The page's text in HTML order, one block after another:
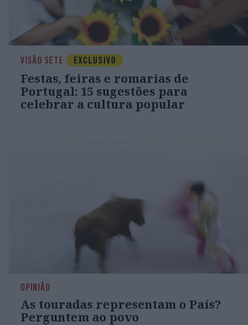
VISÃO SETE EXCLUSIVO
Festas, feiras e romarias de
Portugal: 15 sugestões para
celebrar a cultura popular
OPINIÃO
As touradas representam o País?
Perguntem ao povo